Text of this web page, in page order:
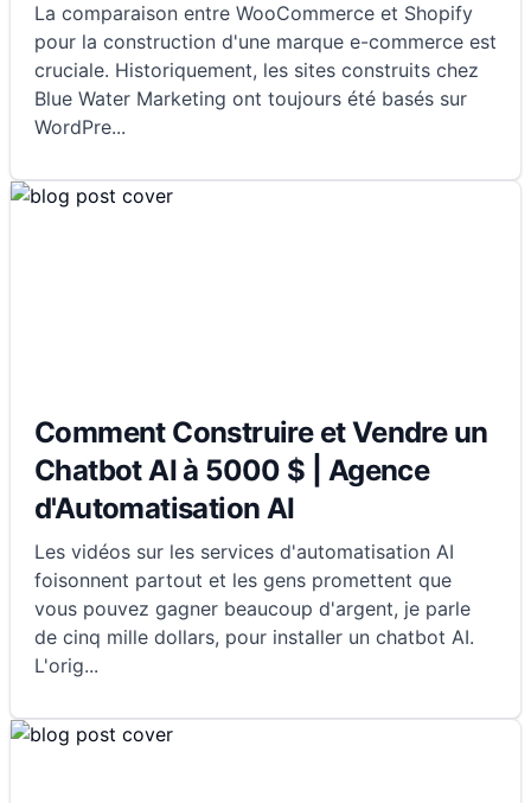
La comparaison entre WooCommerce et Shopify
pour la construction d'une marque e-commerce est
cruciale. Historiquement, les sites construits chez
Blue Water Marketing ont toujours été basés sur
WordPre...
Comment Construire et Vendre un
Chatbot AI à 5000 $ | Agence
d'Automatisation AI
Les vidéos sur les services d'automatisation AI
foisonnent partout et les gens promettent que
vous pouvez gagner beaucoup d'argent, je parle
de cinq mille dollars, pour installer un chatbot AI.
L'orig...